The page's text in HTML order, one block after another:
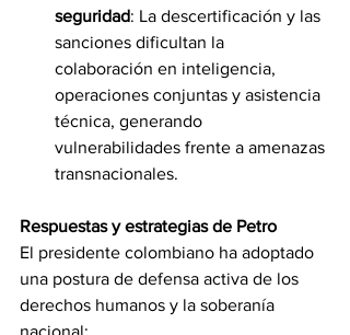
seguridad: La descertificación y las
sanciones dificultan la
colaboración en inteligencia,
operaciones conjuntas y asistencia
técnica, generando
vulnerabilidades frente a amenazas
transnacionales.
Respuestas y estrategias de Petro
El presidente colombiano ha adoptado
una postura de defensa activa de los
derechos humanos y la soberanía
nacional: